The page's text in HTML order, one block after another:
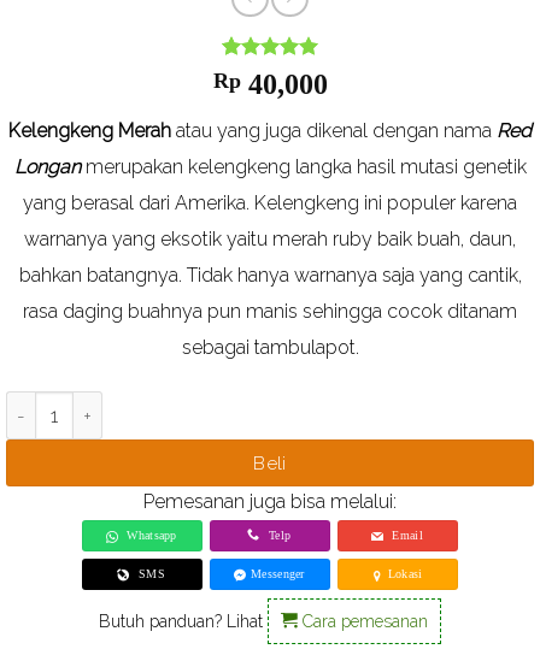
Nilai5 dari
5
ulasan
1
Rp40,000
Kelengkeng Merah atau yang juga dikenal dengan nama Red
Longan merupakan kelengkeng langka hasil mutasi genetik
yang berasal dari Amerika. Kelengkeng ini populer karena
warnanya yang eksotik yaitu merah ruby baik buah, daun,
bahkan batangnya. Tidak hanya warnanya saja yang cantik,
rasa daging buahnya pun manis sehingga cocok ditanam
sebagai tambulapot.
Beli
Pemesanan juga bisa melalui:
Whatsapp Telp Email
SMS Messenger Lokasi
Butuh panduan? Lihat Cara pemesanan